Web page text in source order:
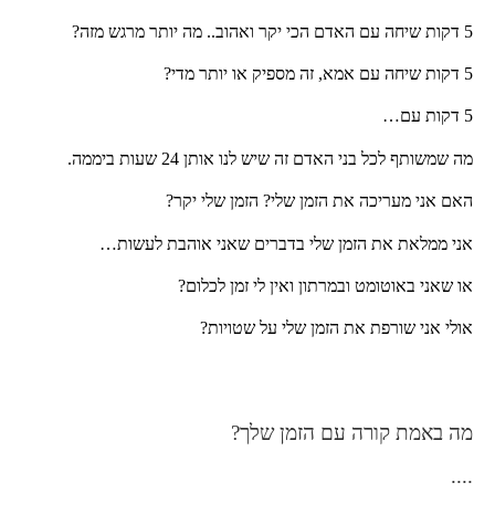
מה שמשותף לכל בני האדם זה שיש לנו אותן 24 שעות ביממה.
האם אני מעריכה את הזמן שלי? הזמן שלי יקר?
אני ממלאת את הזמן שלי בדברים שאני אוהבת לעשות…
או שאני באוטומט ובמרתון ואין לי זמן לכלום?
אולי אני שורפת את הזמן שלי על שטויות?
מה באמת קורה עם הזמן שלך?
....